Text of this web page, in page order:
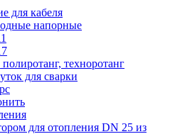
для кабеля
напорные
техноротанг
для сварки
для отопления DN 25 из